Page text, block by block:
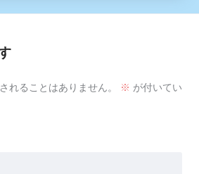
れることはありません。 ※ が付いてい